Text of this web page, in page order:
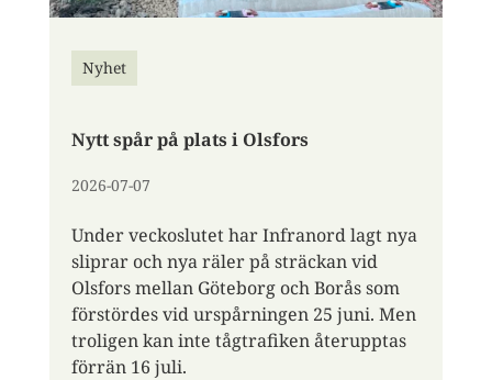
Nyhet
Nytt spår på plats i Olsfors
2026-07-07
Under veckoslutet har Infranord lagt nya
sliprar och nya räler på sträckan vid
Olsfors mellan Göteborg och Borås som
förstördes vid urspårningen 25 juni. Men
troligen kan inte tågtrafiken återupptas
förrän 16 juli.